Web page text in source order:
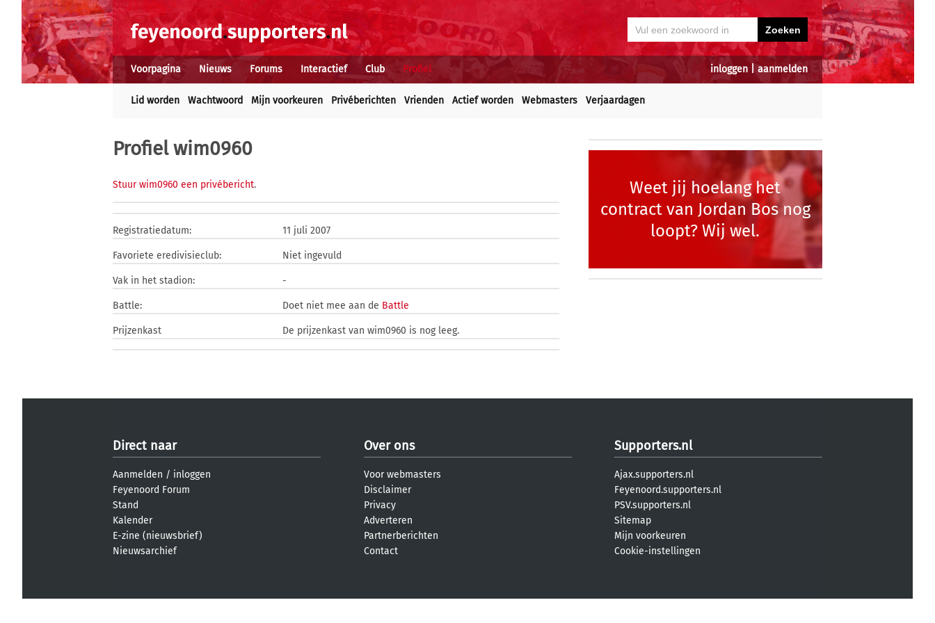
inloggen aanmelden
Voorpagina Nieuws Forums Interactief Club Profiel
Lid worden Wachtwoord Mijn voorkeuren Privéberichten Vrienden Actief worden Webmasters Verjaardagen
Profiel wim0960
Stuur wim0960 een privébericht.
Registratiedatum: 11 juli 2007
Favoriete eredivisieclub: Niet ingevuld
Vak in het stadion: -
Battle: Doet niet mee aan de Battle
Prijzenkast De prijzenkast van wim0960 is nog leeg.
Weet jij hoelang het
contract van Jordan Bos nog
loopt? Wij wel.
Direct naar
Aanmelden / inloggen
Feyenoord Forum
Stand
Kalender
E-zine (nieuwsbrief)
Nieuwsarchief
Over ons
Voor webmasters
Disclaimer
Privacy
Adverteren
Partnerberichten
Contact
Supporters.nl
Ajax.supporters.nl
Feyenoord.supporters.nl
PSV.supporters.nl
Sitemap
Mijn voorkeuren
Cookie-instellingen